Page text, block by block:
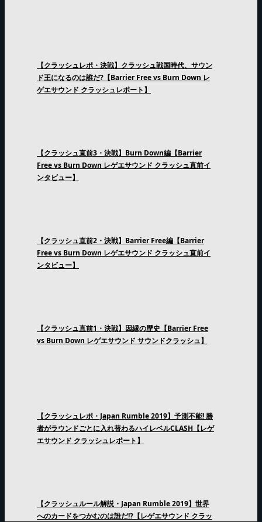
【クラッシュレポ・決戦】クラッシュ戦国時代、サウン
ド王になるのは誰だ?【Barrier Free vs Burn Down レ
ゲエサウンド クラッシュレポート】
【クラッシュ直前3・決戦】Burn Down編【Barrier
Free vs Burn Down レゲエサウンド クラッシュ直前イ
ンタビュー】
【クラッシュ直前2・決戦】Barrier Free編【Barrier
Free vs Burn Down レゲエサウンド クラッシュ直前イ
ンタビュー】
【クラッシュ直前1・決戦】因縁の歴史【Barrier Free
vs Burn Down レゲエサウンド サウンドクラッシュ】
【クラッシュレポ・Japan Rumble 2019】予測不能! 勝
者がラウンドごとに入れ替わるハイレベルCLASH【レゲ
エサウンド クラッシュレポート】
【クラッシュルール解説・Japan Rumble 2019】世界
へのカードをつかむのは誰だ!?【レゲエサウンド クラッ